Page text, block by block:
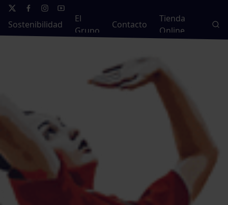
Sostenibilidad
El
Grupo
Contacto
Tienda
Online